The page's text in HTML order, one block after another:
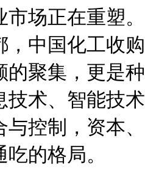
市场正在重塑
，中国化工收
的聚集，更是
技术、智能技
与控制，资本
的格局。